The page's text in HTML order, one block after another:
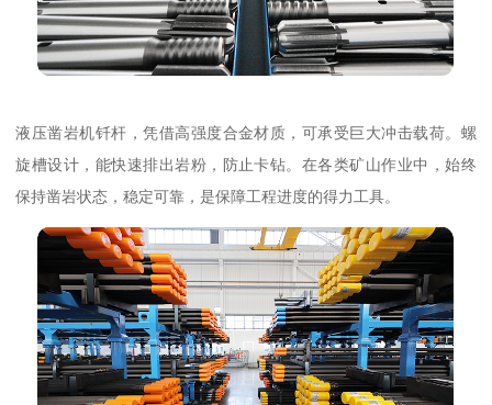
液压凿岩机钎杆，凭借高强度合金材质，可承受巨大冲击载荷。螺
旋槽设计，能快速排出岩粉，防止卡钻。在各类矿山作业中，始终
保持凿岩状态，稳定可靠，是保障工程进度的得力工具。​